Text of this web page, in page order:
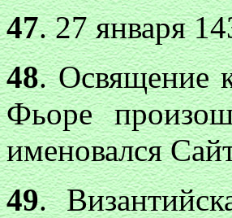
47. 27 января
48. Освящение
Фьоре
именовался
49.